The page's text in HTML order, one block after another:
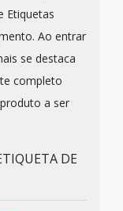
Etiquetas
Ao entrar
se destaca
completo
a ser
DE